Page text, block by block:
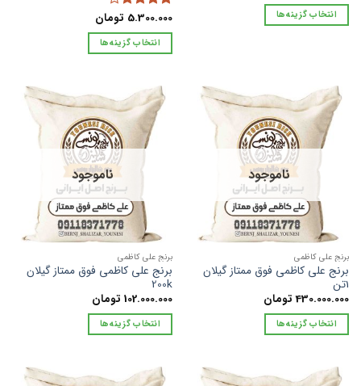
انتخاب گزینه‌ها
انواع
مختلفی
باشد.
صفحه
محصول
انتخاب
شوند
امتیاز4
از 5
5.300.000 تومان
انتخاب گزینه‌ها
دارای
انواع
مختلفی
است
صفحه
محصول
انتخاب
شوند
ناموجود
برنج علی کاظمی
برنج علی کاظمی فوق ممتاز گیلان
1تن
430.000.000 تومان
انتخاب گزینه‌ها
دارای
ناموجود
برنج علی کاظمی
برنج علی کاظمی فوق ممتاز گیلان
200k
102.000.000 تومان
انتخاب گزینه‌ها
دارای